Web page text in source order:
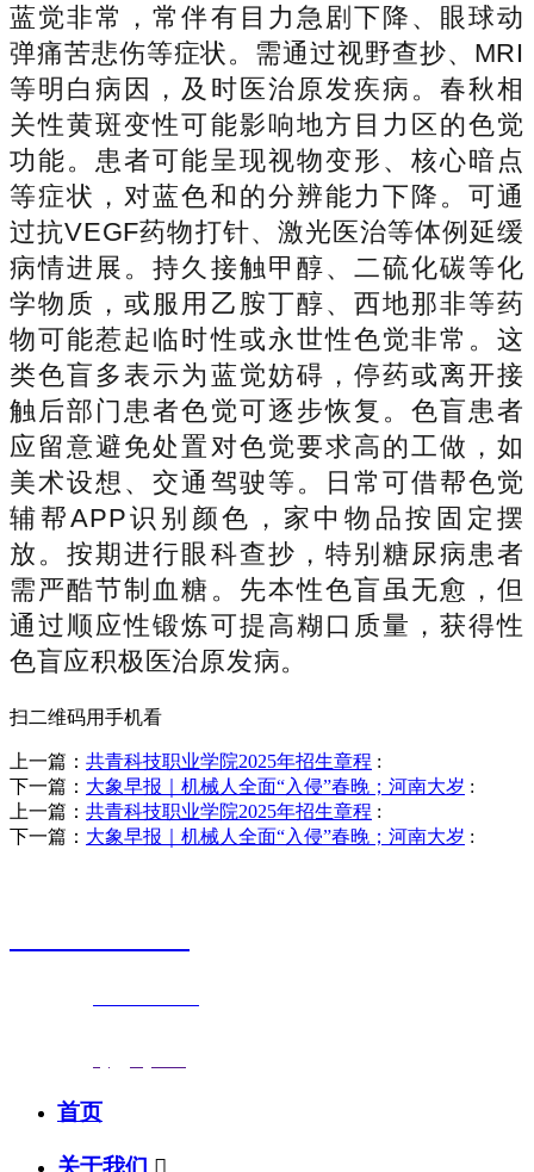
蓝觉非常，常伴有目力急剧下降、眼球动
弹痛苦悲伤等症状。需通过视野查抄、MRI
等明白病因，及时医治原发疾病。春秋相
关性黄斑变性可能影响地方目力区的色觉
功能。患者可能呈现视物变形、核心暗点
等症状，对蓝色和的分辨能力下降。可通
过抗VEGF药物打针、激光医治等体例延缓
病情进展。持久接触甲醇、二硫化碳等化
学物质，或服用乙胺丁醇、西地那非等药
物可能惹起临时性或永世性色觉非常。这
类色盲多表示为蓝觉妨碍，停药或离开接
触后部门患者色觉可逐步恢复。色盲患者
应留意避免处置对色觉要求高的工做，如
美术设想、交通驾驶等。日常可借帮色觉
辅帮APP识别颜色，家中物品按固定摆
放。按期进行眼科查抄，特别糖尿病患者
需严酷节制血糖。先本性色盲虽无愈，但
通过顺应性锻炼可提高糊口质量，获得性
色盲应积极医治原发病。
扫二维码用手机看
上一篇： 共青科技职业学院2025年招生章程 :
下一篇： 大象早报｜机械人全面“入侵”春晚；河南大岁 :
上一篇： 共青科技职业学院2025年招生章程 :
下一篇： 大象早报｜机械人全面“入侵”春晚；河南大岁 :
首页
关于我们 